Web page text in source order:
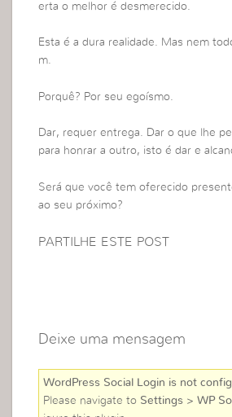
erta o melhor é desmerecido.
Esta é a dura realidade. Mas nem
m.
Porquê? Por seu egoísmo.
Dar, requer entrega. Dar o que lhe
para honrar a outro, isto é dar e
Será que você tem oferecido
ao seu próximo?
PARTILHE ESTE POST
Deixe uma mensagem
WordPress Social Login is not
Please navigate to Settings > WP